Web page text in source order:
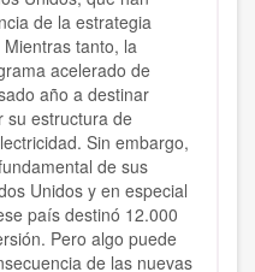
de la estrategia
tanto, la
acelerado de
año a destinar
su estructura de
Sin embargo,
de sus
Unidos y en especial
país destinó 12.000
Pero algo puede
de las nuevas